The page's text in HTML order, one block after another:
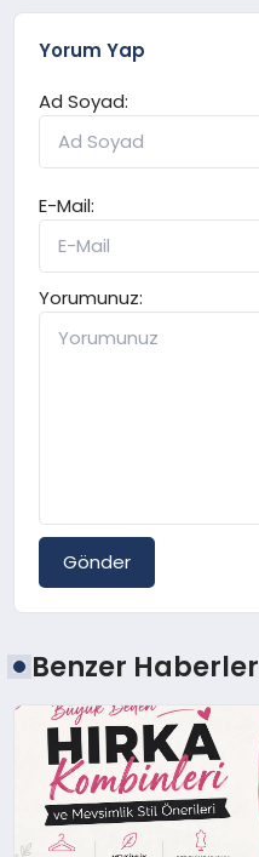
Yorum Yap
Ad Soyad:
E-Mail:
Yorumunuz:
Gönder
Benzer Haberler